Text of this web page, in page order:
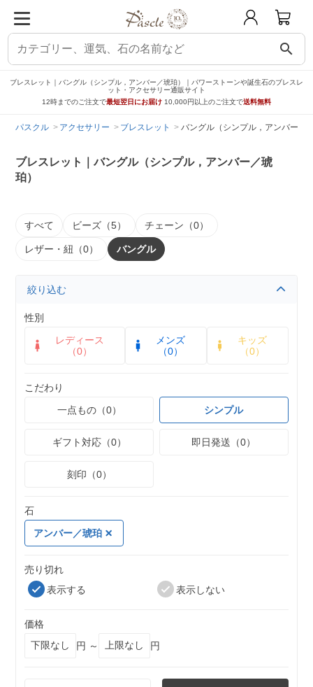
search
ブレスレット｜バングル（シンプル，アンバー／琥珀）｜パワーストーンや誕生石のブレスレ
ット・アクセサリー通販サイト
12時までのご注文で最短翌日にお届け 10,000円以上のご注文で送料無料
パスクル アクセサリー ブレスレット バングル（シンプル，アンバー／
ブレスレット｜バングル（シンプル，アンバー／琥
珀）
すべて ビーズ（5） チェーン（0）
レザー・紐（0） バングル
絞り込む
性別
レディース
（0）
メンズ
（0）
キッズ
（0）
こだわり
一点もの（0）
シンプル
ギフト対応（0） 即日発送（0）
刻印（0）
石
アンバー／琥珀
売り切れ
表示する
表示しない
価格
円 ～
円